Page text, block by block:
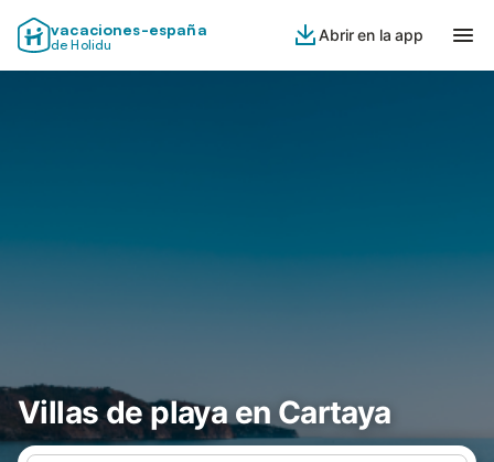
vacaciones-españa
de Holidu
Abrir en la app
Villas de playa en Cartaya